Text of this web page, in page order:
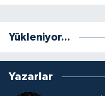
Yükleniyor...
Yazarlar